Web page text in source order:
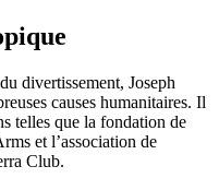
divertissement, Joseph
causes humanitaires. Il
telles que la fondation de
et l’association de
Club.